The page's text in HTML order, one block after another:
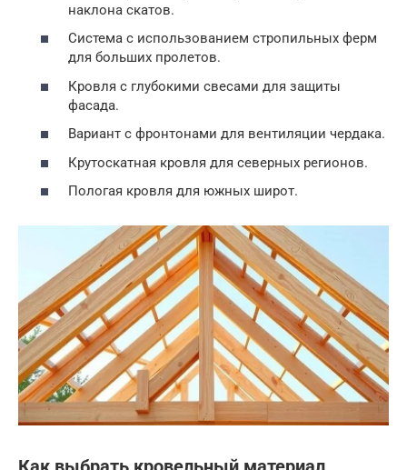
наклона скатов.
Система с использованием стропильных ферм
для больших пролетов.
Кровля с глубокими свесами для защиты
фасада.
Вариант с фронтонами для вентиляции чердака.
Крутоскатная кровля для северных регионов.
Пологая кровля для южных широт.